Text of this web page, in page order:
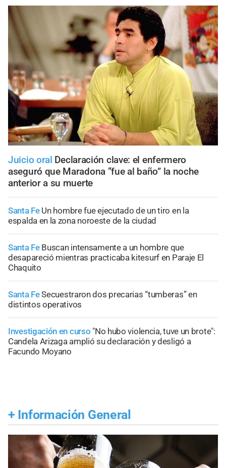
Juicio oral Declaración clave: el enfermero
aseguró que Maradona “fue al baño” la noche
anterior a su muerte
Santa Fe Un hombre fue ejecutado de un tiro en la
espalda en la zona noroeste de la ciudad
Santa Fe Buscan intensamente a un hombre que
desapareció mientras practicaba kitesurf en Paraje El
Chaquito
Santa FeSecuestraron dos precarias “tumberas” en
distintos operativos
Investigación en curso "No hubo violencia, tuve un brote":
Candela Arizaga amplió su declaración y desligó a
Facundo Moyano
+ Información General